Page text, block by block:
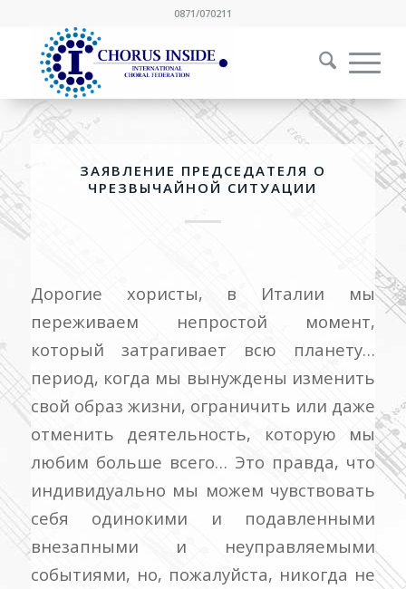
0871/070211
ЗАЯВЛЕНИЕ ПРЕДСЕДАТЕЛЯ О
ЧРЕЗВЫЧАЙНОЙ СИТУАЦИИ
Дорогие хористы, в Италии мы
переживаем непростой момент,
который затрагивает всю планету…
период, когда мы вынуждены изменить
свой образ жизни, ограничить или даже
отменить деятельность, которую мы
любим больше всего… Это правда, что
индивидуально мы можем чувствовать
себя одинокими и подавленными
внезапными и неуправляемыми
событиями, но, пожалуйста, никогда не